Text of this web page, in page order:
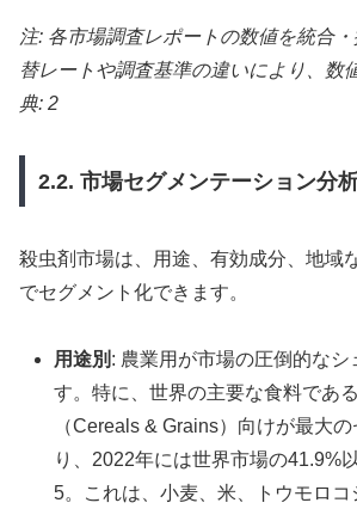
注: 各市場調査レポートの数値を統合
替レートや調査基準の違いにより、数
典: 2
2.2. 市場セグメンテーション分
殺虫剤市場は、用途、有効成分、地域
でセグメント化できます。
用途別 : 農業用が市場の圧倒的なシ
す。特に、世界の主要な食料であ
（Cereals & Grains）向けが最大
り、2022年には世界市場の41.9%
5。これは、小麦、米、トウモロ